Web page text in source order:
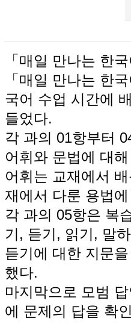
「매일 만나는 한
「매일 만나는 한
국어 수업 시간에
들었다.
각 과의 01항부터
어휘와 문법에 대
어휘는 교재에서
재에서 다룬 용법
각 과의 05항은 복
기, 듣기, 읽기, 말
듣기에 대한 지문
했다.
마지막으로 모범
에 문제의 답을 확